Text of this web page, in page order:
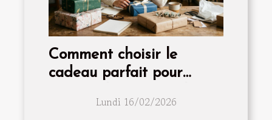
Comment choisir le
cadeau parfait pour
Lundi 16/02/2026